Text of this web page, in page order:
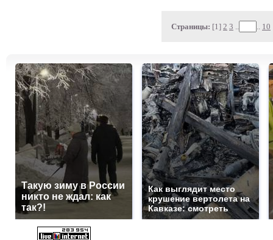
Страницы: [1] 2 3 10
Такую зиму в России
никто не ждал: как
так?!
Как выглядит место
крушение вертолета на
Кавказе: смотреть